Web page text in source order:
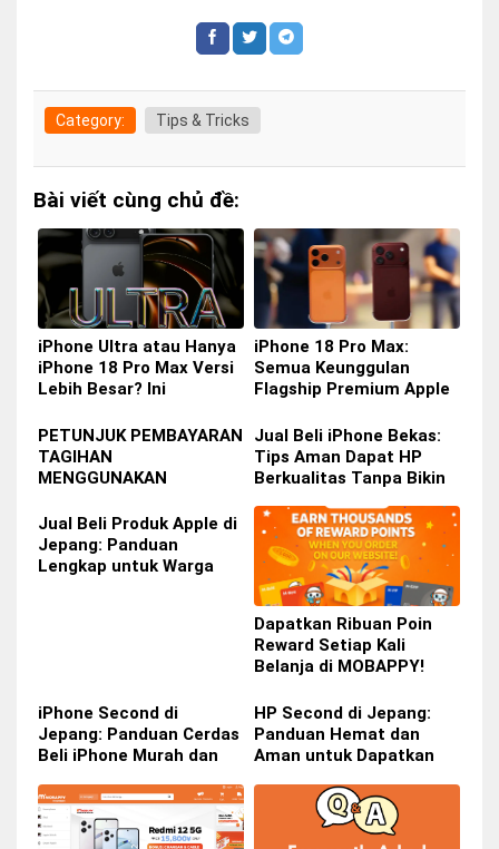
Category: Tips & Tricks
Bài viết cùng chủ đề:
iPhone Ultra atau Hanya
iPhone 18 Pro Max Versi
Lebih Besar? Ini
Anda Ketahui
iPhone 18 Pro Max:
Semua Keunggulan
Flagship Premium Apple
PETUNJUK PEMBAYARAN
TAGIHAN
MENGGUNAKAN
Jual Beli iPhone Bekas:
Tips Aman Dapat HP
Berkualitas Tanpa Bikin
Jual Beli Produk Apple di
Jepang: Panduan
Lengkap untuk Warga
Dapatkan Ribuan Poin
Reward Setiap Kali
Belanja di MOBAPPY!
iPhone Second di
Jepang: Panduan Cerdas
Beli iPhone Murah dan
HP Second di Jepang:
Panduan Hemat dan
Aman untuk Dapatkan